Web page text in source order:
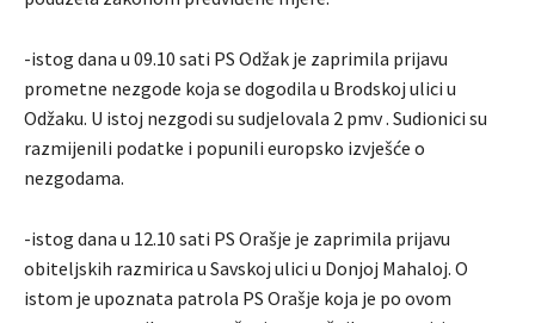
-istog dana u 09.10 sati PS Odžak je zaprimila prijavu
prometne nezgode koja se dogodila u Brodskoj ulici u
Odžaku. U istoj nezgodi su sudjelovala 2 pmv . Sudionici su
razmijenili podatke i popunili europsko izvješće o
nezgodama.
-istog dana u 12.10 sati PS Orašje je zaprimila prijavu
obiteljskih razmirica u Savskoj ulici u Donjoj Mahaloj. O
istom je upoznata patrola PS Orašje koja je po ovom